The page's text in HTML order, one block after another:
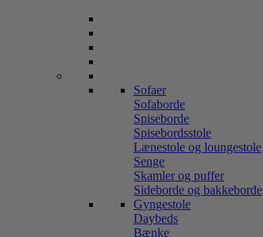
Sofaer
Sofaborde
Spiseborde
Spisebordsstole
Lænestole og loungestole
Senge
Skamler og puffer
Sideborde og bakkeborde
Gyngestole
Daybeds
Bænke